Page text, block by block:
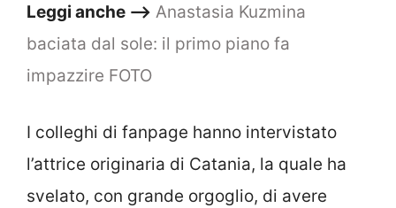
Leggi anche –> Anastasia Kuzmina
baciata dal sole: il primo piano fa
impazzire FOTO
I colleghi di fanpage hanno intervistato
l’attrice originaria di Catania, la quale ha
svelato, con grande orgoglio, di avere